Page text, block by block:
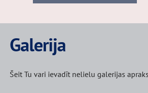
Galerija
Šeit Tu vari ievadīt nelielu galerijas